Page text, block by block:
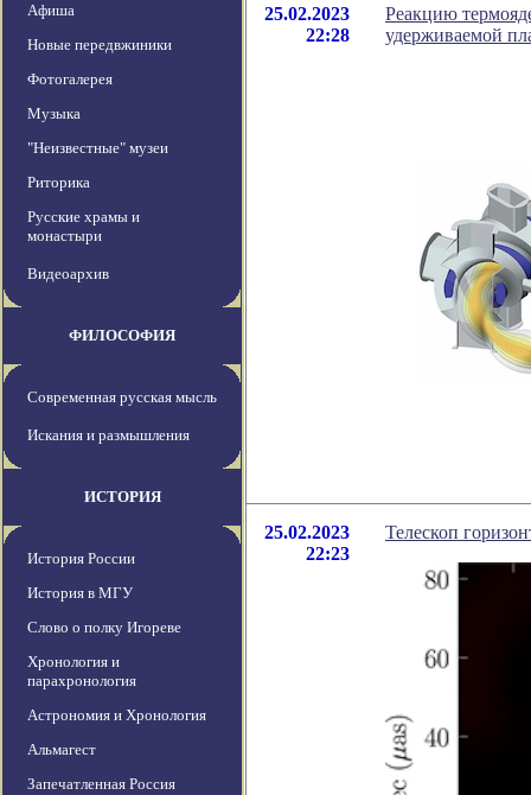
Афиша
Новые передвжиники
Фотогалерея
Музыка
"Неизвестные" музеи
Риторика
Русские храмы и
монастыри
Видеоархив
ФИЛОСОФИЯ
Современная русская мысль
Искания и размышления
ИСТОРИЯ
История России
История в МГУ
Слово о полку Игореве
Хронология и
парахронология
Астрономия и Хронология
Альмагест
Запечатленная Россия
25.02.2023
22:28
Реакцию
удерживаемой
25.02.2023
22:23
Телескоп